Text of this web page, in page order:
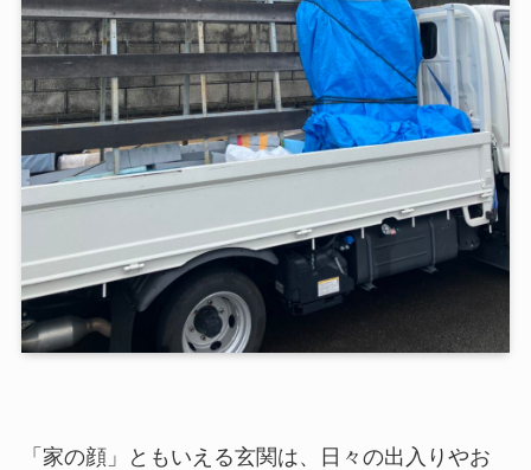
「家の顔」ともいえる玄関は、日々の出入りやお